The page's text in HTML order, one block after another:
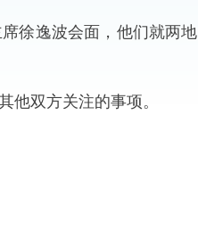
徐逸波会面，他们就两
双方关注的事项。